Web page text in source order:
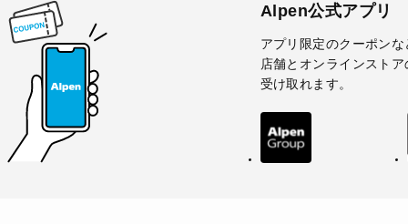
Alpen公式アプリ
アプリ限定のクーポンな
店舗とオンラインスト
受け取れます。